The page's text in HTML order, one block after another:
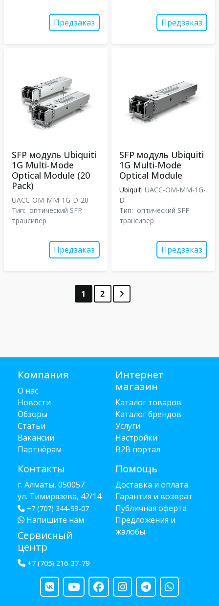
Предзаказ Предзаказ
SFP модуль Ubiquiti
1G Multi-Mode
Optical Module (20
Pack)
UACC-OM-MM-1G-D-20
Тип: оптический SFP
трансивер
Предзаказ
SFP модуль Ubiquiti
1G Multi-Mode
Optical Module
Ubiquiti UACC-OM-MM-1G-
D
Тип: оптический SFP
трансивер
Предзаказ
1 2
Компания
О нас
Новости
Обзоры
Статьи
Вакансии
Партнёрам
Контакты
г. Алматы, 050057
ул. Тимирязева, 42/14
+7 (707) 344-99-07
Напишите нам
Сервисный
центр
+7 (705) 216-37-79
Интернет
магазин
Каталог товаров
Каталог брендов
Услуги
Настройки
B2B портал
Помощь
Доставка и оплата
Гарантия и возврат
Публичная оферта
Предложения и
жалобы